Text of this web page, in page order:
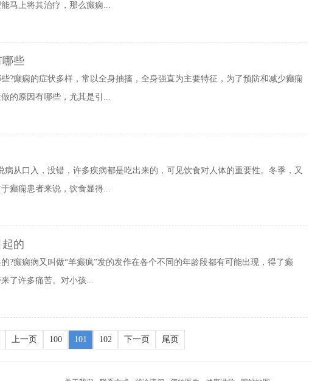
马上将其治疗，那么癫痫...
哪些
?癫痫的症状多样，常以全身抽搐，全身强直为主要特征，为了预防和减少癫痫
的原因有哪些，尤其是引...
病从口入，没错，许多疾病都是吃出来的，可见饮食对人体的重要性。冬季，又
癫痫患者来说，饮食显得...
的
?癫痫病又叫做“羊癫疯”发的发作在各个不同的年龄段都有可能出现，得了癫
了许多痛苦。对小孩...
上一页 100 101 102 下一页 尾页